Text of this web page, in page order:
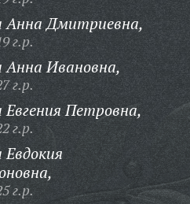
Анна Дмитриевна,
г.р.
Анна Ивановна,
г.р.
Евгения Петровна,
г.р.
Евдокия
г.р.